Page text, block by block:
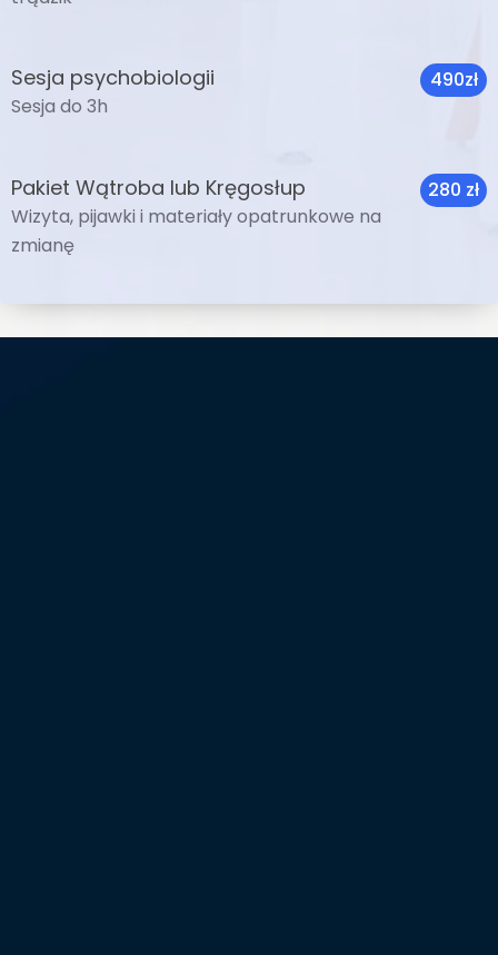
Sesja psychobiologii
Sesja do 3h
490zł
Pakiet Wątroba lub Kręgosłup
Wizyta, pijawki i materiały opatrunkowe na
zmianę
280 zł